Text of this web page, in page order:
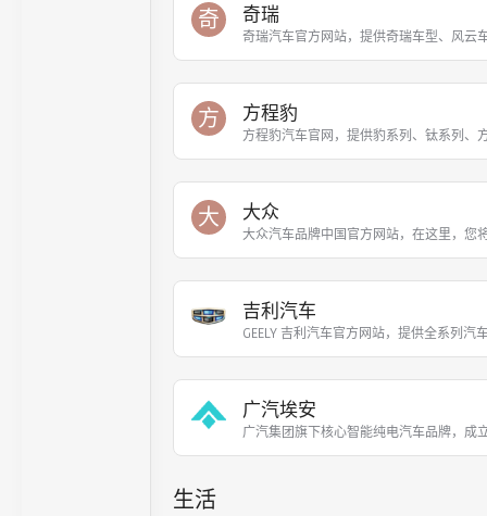
奇 奇瑞
奇瑞汽车官方网站，提供奇瑞车型、风云
方 方程豹
方程豹汽车官网，提供豹系列、钛系列、
大 大众
大众汽车品牌中国官方网站，在这里，您
吉利汽车
GEELY 吉利汽车官方网站，提供全系列汽
广汽埃安
广汽集团旗下核心智能纯电汽车品牌，成
生活